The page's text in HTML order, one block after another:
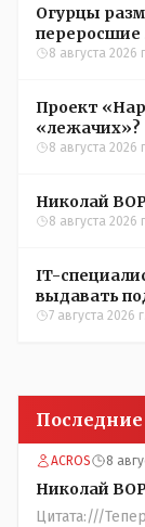
Огурцы
переросшие
зимой
8 августа 2026
Проект «Народный
«лежачих»?
8 августа 2026
Николай
8 августа 2026
IT-
выдавать
сёлах
7 августа 2026
ACROS 8
Николай
Цитата:///